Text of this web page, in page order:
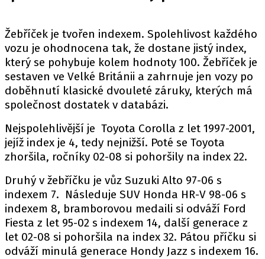
TISKOVKY
DAKAR
Z DOMOVA
ZE SVĚTA
MOTORSPORT
PIT LANE
ČEŠI V AKCI
FIA CEZ & POHÁRY
MEZINÁRODNÍ SCÉNA
SLEDUJTE NÁS NA|
Máte příběh, fotku nebo video?
Žebříček je tvořen indexem. Spolehlivost každého
vozu je ohodnocena tak, že dostane jistý index,
který se pohybuje kolem hodnoty 100. Žebříček je
sestaven ve Velké Británii a zahrnuje jen vozy po
doběhnutí klasické dvouleté záruky, kterých má
společnost dostatek v databázi.
Nejspolehlivější je Toyota Corolla z let 1997-2001,
jejíž index je 4, tedy nejnižší. Poté se Toyota
zhoršila, ročníky 02-08 si pohoršily na index 22.
Druhý v žebříčku je vůz Suzuki Alto 97-06 s
indexem 7. Následuje SUV Honda HR-V 98-06 s
indexem 8, bramborovou medaili si odváží Ford
Fiesta z let 95-02 s indexem 14, další generace z
let 02-08 si pohoršila na index 32. Pátou příčku si
odváží minulá generace Hondy Jazz s indexem 16.